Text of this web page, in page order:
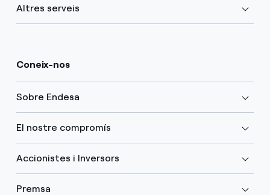
Altres serveis
Coneix-nos
Sobre Endesa
El nostre compromís
Accionistes i Inversors
Premsa